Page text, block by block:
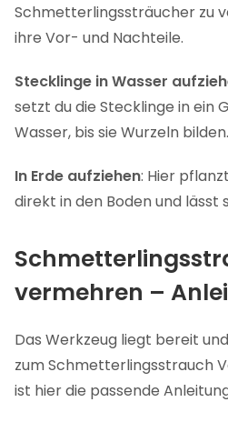
Schmetterlingssträucher zu
ihre Vor- und Nachteile.
Stecklinge in Wasser
setzt du die Stecklinge in ein
Wasser, bis sie Wurzeln bilden.
In Erde aufziehen: Hier
direkt in den Boden und lässt
vermehren –
Das Werkzeug liegt bereit
zum Schmetterlingsstrauch
ist hier die passende